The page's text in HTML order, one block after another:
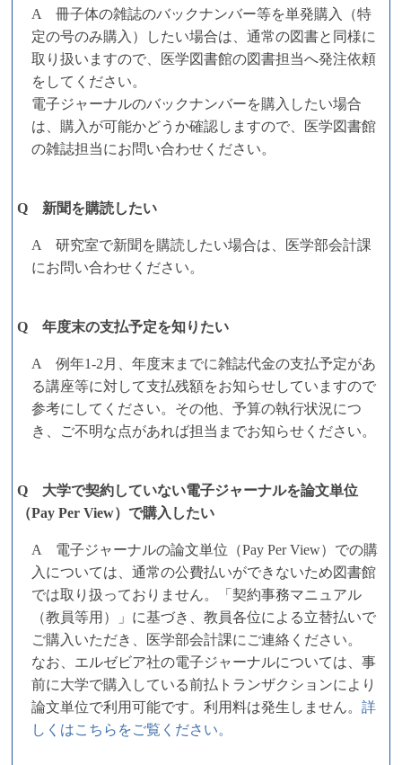
A 冊子体の雑誌のバックナンバー等を単発購入（特
定の号のみ購入）したい場合は、通常の図書と同様に
取り扱いますので、医学図書館の図書担当へ発注依頼
をしてください。
電子ジャーナルのバックナンバーを購入したい場合
は、購入が可能かどうか確認しますので、医学図書館
の雑誌担当にお問い合わせください。
Q 新聞を購読したい
A 研究室で新聞を購読したい場合は、医学部会計課
にお問い合わせください。
Q 年度末の支払予定を知りたい
A 例年1-2月、年度末までに雑誌代金の支払予定があ
る講座等に対して支払残額をお知らせしていますので
参考にしてください。その他、予算の執行状況につ
き、ご不明な点があれば担当までお知らせください。
Q 大学で契約していない電子ジャーナルを論文単位
（Pay Per View）で購入したい
A 電子ジャーナルの論文単位（Pay Per View）での購
入については、通常の公費払いができないため図書館
では取り扱っておりません。「契約事務マニュアル
（教員等用）」に基づき、教員各位による立替払いで
ご購入いただき、医学部会計課にご連絡ください。
なお、エルゼビア社の電子ジャーナルについては、事
前に大学で購入している前払トランザクションにより
論文単位で利用可能です。利用料は発生しません。 詳
しくはこちらをご覧ください。